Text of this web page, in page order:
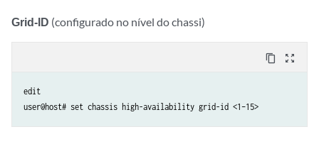
Grid-ID (configurado no nível do chassi)
content_copy zoom_out_map
edit
user@host# set chassis high-availability grid-id <1–15>